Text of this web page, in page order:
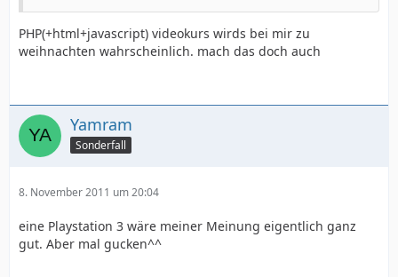
PHP(+html+javascript) videokurs wirds bei mir zu
weihnachten wahrscheinlich. mach das doch auch
Yamram
Sonderfall
8. November 2011 um 20:04
eine Playstation 3 wäre meiner Meinung eigentlich ganz
gut. Aber mal gucken^^